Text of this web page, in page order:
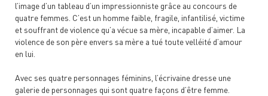
l’image d’un tableau d’un impressionniste grâce au concours de
quatre femmes. C’est un homme faible, fragile, infantilisé, victime
et souffrant de violence qu’a vécue sa mère, incapable d’aimer. La
violence de son père envers sa mère a tué toute velléité d’amour
en lui.
Avec ses quatre personnages féminins, l’écrivaine dresse une
galerie de personnages qui sont quatre façons d’être femme.